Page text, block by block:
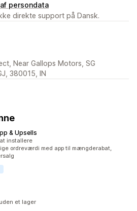
persondata
direkte support på Dansk.
Near Gallops Motors, SG
380015, IN
& Upsells
installere
ordreværdi med app til mængderabat,
et lager